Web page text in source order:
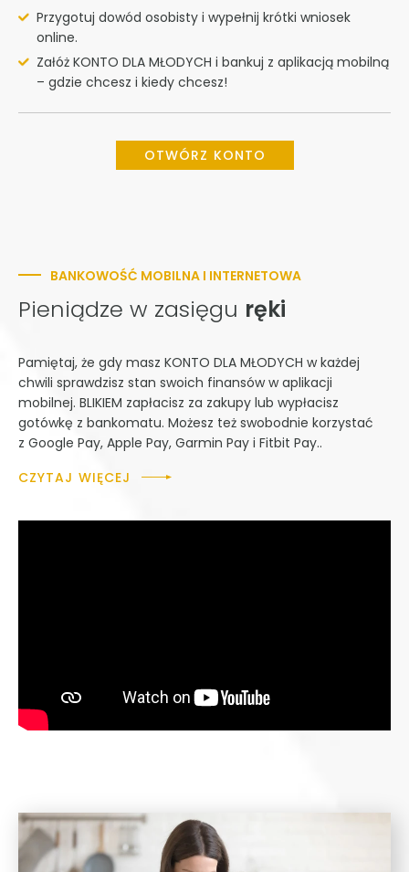
Przygotuj dowód osobisty i wypełnij krótki wniosek
online.
Załóż KONTO DLA MŁODYCH i bankuj z aplikacją mobilną
– gdzie chcesz i kiedy chcesz!
OTWÓRZ KONTO
BANKOWOŚĆ MOBILNA I INTERNETOWA
Pieniądze w zasięgu ręki
Pamiętaj, że gdy masz KONTO DLA MŁODYCH w każdej
chwili sprawdzisz stan swoich finansów w aplikacji
mobilnej. BLIKIEM zapłacisz za zakupy lub wypłacisz
gotówkę z bankomatu. Możesz też swobodnie korzystać
z Google Pay, Apple Pay, Garmin Pay i Fitbit Pay..
CZYTAJ WIĘCEJ